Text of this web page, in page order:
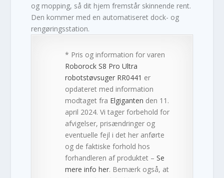
og mopping, så dit hjem fremstår skinnende rent.
Den kommer med en automatiseret dock- og
rengøringsstation.
* Pris og information for varen
Roborock S8 Pro Ultra
robotstøvsuger RR0441 er
opdateret med information
modtaget fra Elgiganten den 11.
april 2024. Vi tager forbehold for
afvigelser, prisændringer og
eventuelle fejl i det her anførte
og de faktiske forhold hos
forhandleren af produktet –Se
mere info her. Bemærk også, at